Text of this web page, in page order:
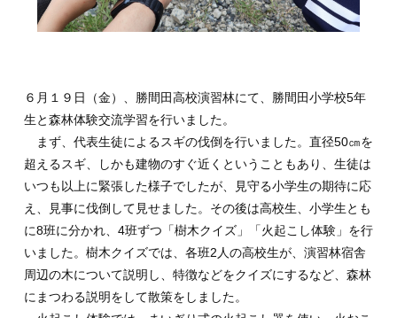
６月１９日（金）、勝間田高校演習林にて、勝間田小学校5年
生と森林体験交流学習を行いました。
まず、代表生徒によるスギの伐倒を行いました。直径50㎝を
超えるスギ、しかも建物のすぐ近くということもあり、生徒は
いつも以上に緊張した様子でしたが、見守る小学生の期待に応
え、見事に伐倒して見せました。その後は高校生、小学生とも
に8班に分かれ、4班ずつ「樹木クイズ」「火起こし体験」を行
いました。樹木クイズでは、各班2人の高校生が、演習林宿舎
周辺の木について説明し、特徴などをクイズにするなど、森林
にまつわる説明をして散策をしました。